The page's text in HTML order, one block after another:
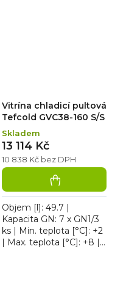
Vitrína chladicí pultová
Tefcold GVC38-160 S/S
Skladem
10 838 Kč bez DPH
13 114 Kč
Objem [l]: 49.7 |
Kapacita GN: 7 x GN1/3
ks | Min. teplota [°C]: +2
| Max. teplota [°C]: +8 |